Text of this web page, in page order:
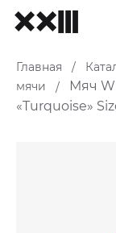
Главная /
мячи
/
Мяч
«Turquoise»